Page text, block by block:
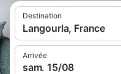
Destination
Langourla, France
Arrivée
sam. 15/08